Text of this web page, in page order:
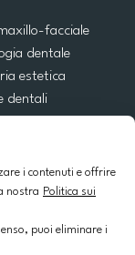
i contenuti e offrire
nostra Politica sui
puoi eliminare i
facciale
dentale
estetica
dentali
dentale